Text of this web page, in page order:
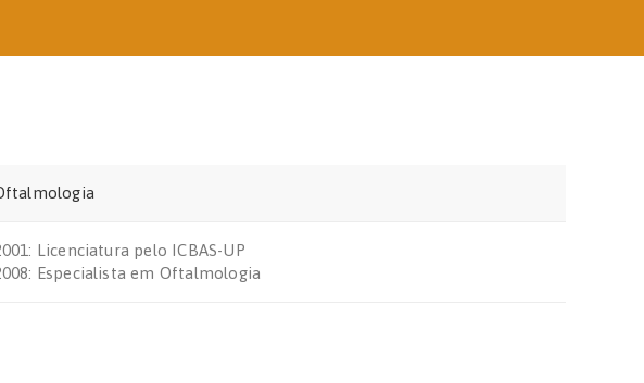
Licenciatura pelo ICBAS-UP
Especialista em Oftalmologia